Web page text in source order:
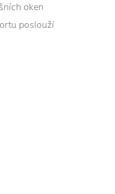
oken
poslouží